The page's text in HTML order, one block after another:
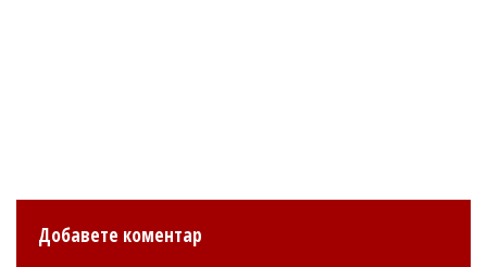
Добавете коментар